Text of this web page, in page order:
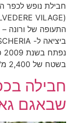
חבילת נופש לכפר
בשטח של 2,400 מ"ר ו- 182 דירות. […]
חבילה
שבאגם